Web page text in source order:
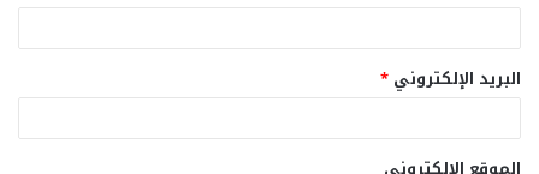
البريد الإلكتروني *